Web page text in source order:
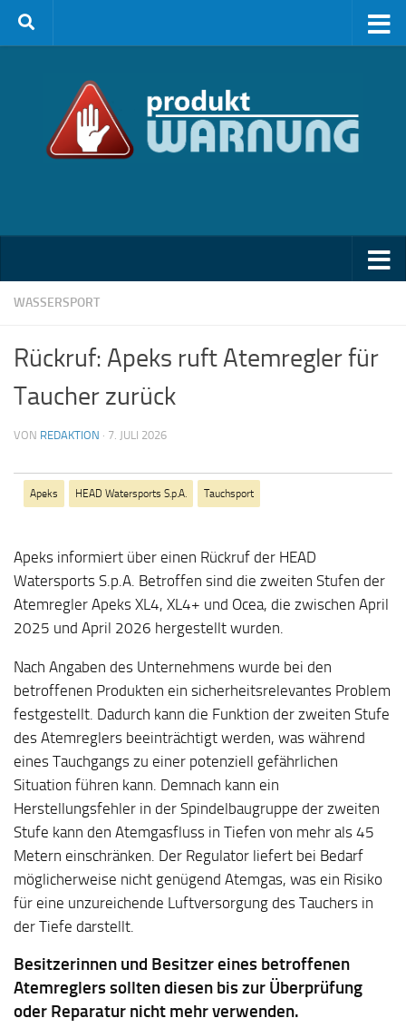
Zum Inhalt springen
WASSERSPORT
Rückruf: Apeks ruft Atemregler für
Taucher zurück
VON REDAKTION · 7. JULI 2026
Apeks HEAD Watersports S.p.A. Tauchsport
Apeks informiert über einen Rückruf der HEAD
Watersports S.p.A. Betroffen sind die zweiten Stufen der
Atemregler Apeks XL4, XL4+ und Ocea, die zwischen April
2025 und April 2026 hergestellt wurden.
Nach Angaben des Unternehmens wurde bei den
betroffenen Produkten ein sicherheitsrelevantes Problem
festgestellt. Dadurch kann die Funktion der zweiten Stufe
des Atemreglers beeinträchtigt werden, was während
eines Tauchgangs zu einer potenziell gefährlichen
Situation führen kann. Demnach kann ein
Herstellungsfehler in der Spindelbaugruppe der zweiten
Stufe kann den Atemgasfluss in Tiefen von mehr als 45
Metern einschränken. Der Regulator liefert bei Bedarf
möglicherweise nicht genügend Atemgas, was ein Risiko
für eine unzureichende Luftversorgung des Tauchers in
der Tiefe darstellt.
Besitzerinnen und Besitzer eines betroffenen
Atemreglers sollten diesen bis zur Überprüfung
oder Reparatur nicht mehr verwenden.